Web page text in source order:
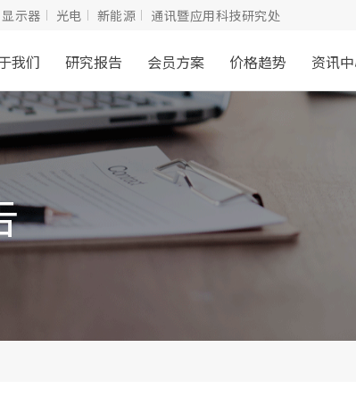
显示器 光电 新能源 通讯暨应用科技研究处
我们 研究报告 会员方案 价格趋势 资讯